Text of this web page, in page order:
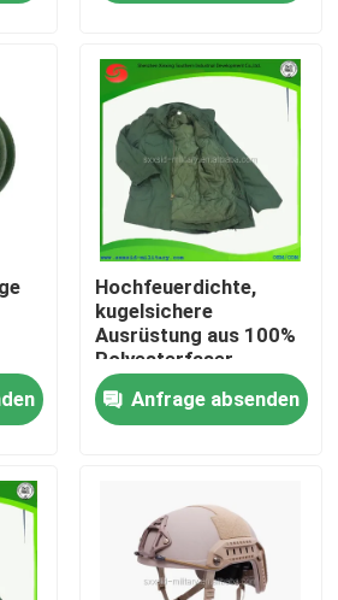
Abnutzung
kugelsichere Weste
Hochfeuerdichte,
kugelsichere
Ausrüstung aus 100%
Polyesterfaser
Anfrage absenden